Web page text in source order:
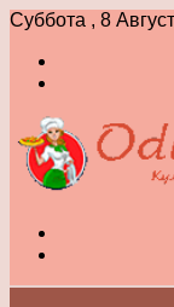
Суббота , 8